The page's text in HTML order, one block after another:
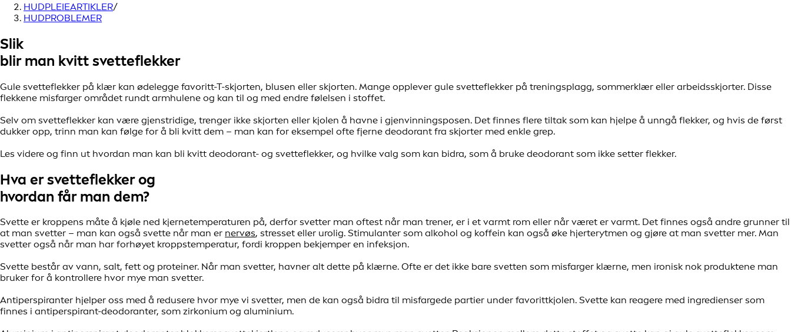
HUDPLEIEARTIKLER/
HUDPROBLEMER
Slik
blir man kvitt svetteflekker
Gule svetteflekker på klær kan ødelegge favoritt-T-skjorten, blusen eller skjorten. Mange opplever gule svetteflekker på treningsplagg, sommerklær eller arbeidsskjorter. Disse
flekkene misfarger området rundt armhulene og kan til og med endre følelsen i stoffet.
Selv om svetteflekker kan være gjenstridige, trenger ikke skjorten eller kjolen å havne i gjenvinningsposen. Det finnes flere tiltak som kan hjelpe å unngå flekker, og hvis de først
dukker opp, trinn man kan følge for å bli kvitt dem – man kan for eksempel ofte fjerne deodorant fra skjorter med enkle grep.
Les videre og finn ut hvordan man kan bli kvitt deodorant- og svetteflekker, og hvilke valg som kan bidra, som å bruke deodorant som ikke setter flekker.
Hva er svetteflekker og
hvordan får man dem?
Svette er kroppens måte å kjøle ned kjernetemperaturen på, derfor svetter man oftest når man trener, er i et varmt rom eller når været er varmt. Det finnes også andre grunner til
at man svetter – man kan også svette når man er nervøs, stresset eller urolig. Stimulanter som alkohol og koffein kan også øke hjerterytmen og gjøre at man svetter mer. Man
svetter også når man har forhøyet kroppstemperatur, fordi kroppen bekjemper en infeksjon.
Svette består av vann, salt, fett og proteiner. Når man svetter, havner alt dette på klærne. Ofte er det ikke bare svetten som misfarger klærne, men ironisk nok produktene man
bruker for å kontrollere hvor mye man svetter.
Antiperspiranter hjelper oss med å redusere hvor mye vi svetter, men de kan også bidra til misfargede partier under favorittkjolen. Svette kan reagere med ingredienser som
finnes i antiperspirant-deodoranter, som zirkonium og aluminium.